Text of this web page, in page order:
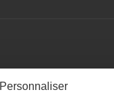
Personnaliser